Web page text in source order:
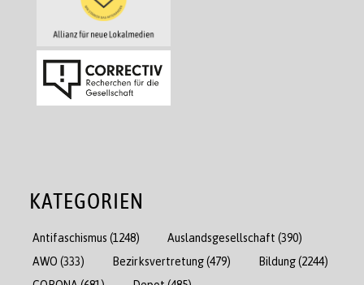
KATEGORIEN
Antifaschismus (1248) Auslandsgesellschaft (390)
AWO (333) Bezirksvertretung(479) Bildung(2244)